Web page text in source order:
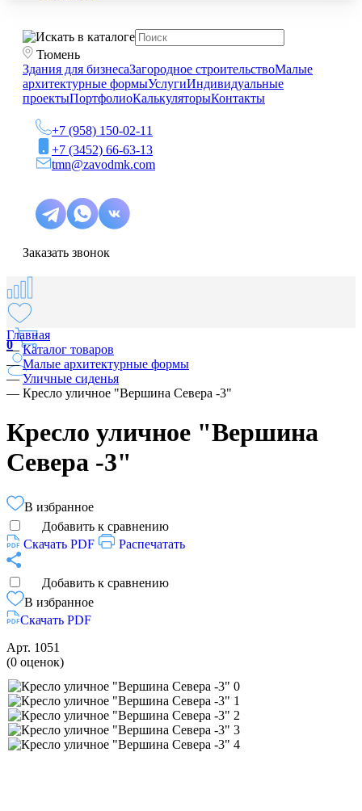
Тюмень
Здания для бизнесаЗагородное строительствоМалые
архитектурные формыУслугиИндивидуальные
проектыПортфолиоКалькуляторыКонтакты
+7 (958) 150-02-11
+7 (3452) 66-63-13
tmn@zavodmk.com
Заказать звонок
0
Главная
—Каталог товаров
—Малые архитектурные формы
—Уличные сиденья
— Кресло уличное "Вершина Севера -3"
Кресло уличное "Вершина
Севера -3"
В избранное
Добавить к сравнению
Скачать PDF
Распечатать
Добавить к сравнению
В избранное
Скачать PDF
Арт. 1051
(0 оценок)